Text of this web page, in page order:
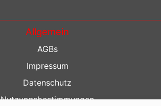
Allgemein
AGBs
Impressum
Datenschutz
Nutzungsbestimmungen